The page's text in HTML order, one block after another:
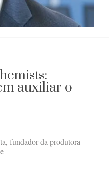
auxiliar o
fundador da produtora